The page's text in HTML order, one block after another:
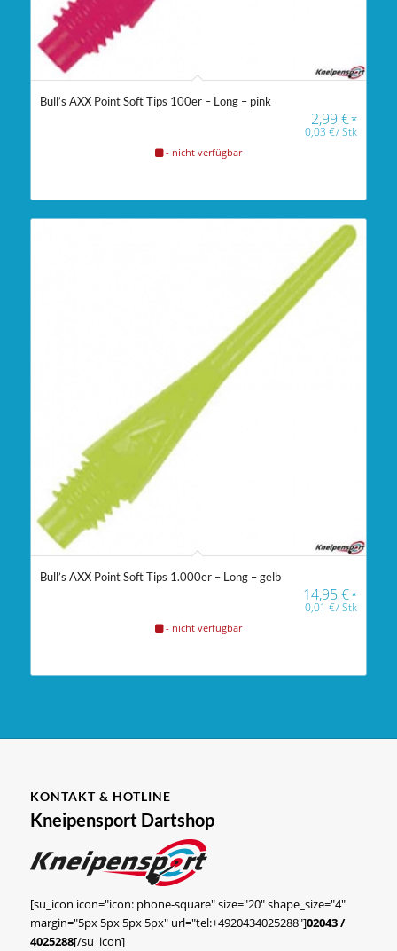
Bull’s AXX Point Soft Tips 100er – Long – pink
2,99€*
0,03€/Stk
- nicht verfügbar
Bull’s AXX Point Soft Tips 1.000er – Long – gelb
14,95€*
0,01€/Stk
- nicht verfügbar
KONTAKT & HOTLINE
Kneipensport Dartshop
[su_icon icon="icon: phone-square" size="20" shape_size="4"
margin="5px 5px 5px 5px" url="tel:+4920434025288"]02043 /
4025288[/su_icon]